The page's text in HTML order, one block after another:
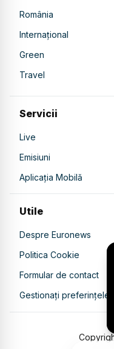
România
Internațional
Green
Travel
Servicii
Live
Emisiuni
Aplicația Mobilă
Utile
Despre Euronews
Politica Cookie
Formular de contact
Gestionați preferințele